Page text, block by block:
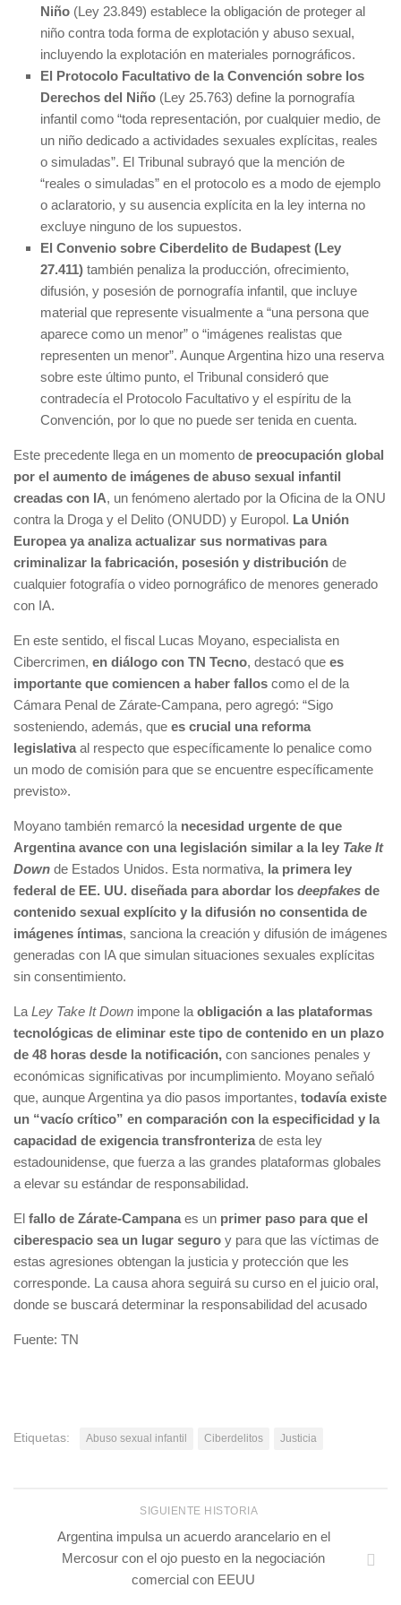
Niño (Ley 23.849) establece la obligación de proteger al
niño contra toda forma de explotación y abuso sexual,
incluyendo la explotación en materiales pornográficos.
El Protocolo Facultativo de la Convención sobre los
Derechos del Niño (Ley 25.763) define la pornografía
infantil como “toda representación, por cualquier medio, de
un niño dedicado a actividades sexuales explícitas, reales
o simuladas”. El Tribunal subrayó que la mención de
“reales o simuladas” en el protocolo es a modo de ejemplo
o aclaratorio, y su ausencia explícita en la ley interna no
excluye ninguno de los supuestos.
El Convenio sobre Ciberdelito de Budapest (Ley
27.411) también penaliza la producción, ofrecimiento,
difusión, y posesión de pornografía infantil, que incluye
material que represente visualmente a “una persona que
aparece como un menor” o “imágenes realistas que
representen un menor”. Aunque Argentina hizo una reserva
sobre este último punto, el Tribunal consideró que
contradecía el Protocolo Facultativo y el espíritu de la
Convención, por lo que no puede ser tenida en cuenta.
Este precedente llega en un momento de preocupación global
por el aumento de imágenes de abuso sexual infantil
creadas con IA, un fenómeno alertado por la Oficina de la ONU
contra la Droga y el Delito (ONUDD) y Europol. La Unión
Europea ya analiza actualizar sus normativas para
criminalizar la fabricación, posesión y distribución de
cualquier fotografía o video pornográfico de menores generado
con IA.
En este sentido, el fiscal Lucas Moyano, especialista en
Cibercrimen, en diálogo con TN Tecno, destacó que es
importante que comiencen a haber fallos como el de la
Cámara Penal de Zárate-Campana, pero agregó: “Sigo
sosteniendo, además, que es crucial una reforma
legislativa al respecto que específicamente lo penalice como
un modo de comisión para que se encuentre específicamente
previsto».
Moyano también remarcó la necesidad urgente de que
Argentina avance con una legislación similar a la ley Take It
Down de Estados Unidos. Esta normativa, la primera ley
federal de EE. UU. diseñada para abordar los deepfakes de
contenido sexual explícito y la difusión no consentida de
imágenes íntimas, sanciona la creación y difusión de imágenes
generadas con IA que simulan situaciones sexuales explícitas
sin consentimiento.
La Ley Take It Down impone la obligación a las plataformas
tecnológicas de eliminar este tipo de contenido en un plazo
de 48 horas desde la notificación, con sanciones penales y
económicas significativas por incumplimiento. Moyano señaló
que, aunque Argentina ya dio pasos importantes, todavía existe
un “vacío crítico” en comparación con la especificidad y la
capacidad de exigencia transfronteriza de esta ley
estadounidense, que fuerza a las grandes plataformas globales
a elevar su estándar de responsabilidad.
El fallo de Zárate-Campana es un primer paso para que el
ciberespacio sea un lugar seguro y para que las víctimas de
estas agresiones obtengan la justicia y protección que les
corresponde. La causa ahora seguirá su curso en el juicio oral,
donde se buscará determinar la responsabilidad del acusado
Fuente: TN
Etiquetas: Abuso sexual infantil Ciberdelitos Justicia
SIGUIENTE HISTORIA
Argentina impulsa un acuerdo arancelario en el
Mercosur con el ojo puesto en la negociación
comercial con EEUU